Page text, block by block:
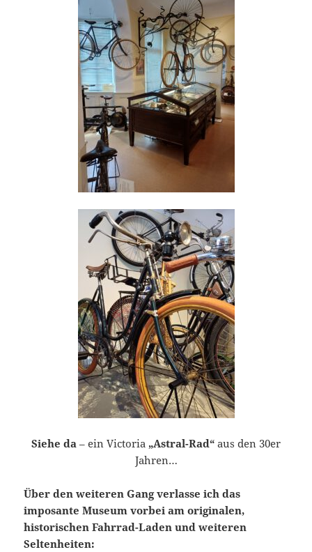
Siehe da – ein Victoria „Astral-Rad“ aus den 30er
Jahren…
Über den weiteren Gang verlasse ich das
imposante Museum vorbei am originalen,
historischen Fahrrad-Laden und weiteren
Seltenheiten: